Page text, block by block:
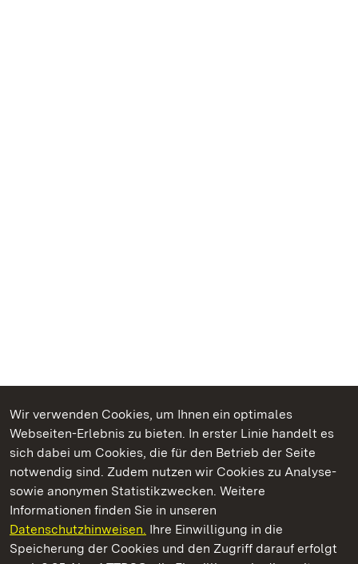
Wir verwenden Cookies, um Ihnen ein optimales
Webseiten-Erlebnis zu bieten. In erster Linie handelt es
sich dabei um Cookies, die für den Betrieb der Seite
notwendig sind. Zudem nutzen wir Cookies zu Analyse-
sowie anonymen Statistikzwecken. Weitere
Informationen finden Sie in unseren
Datenschutzhinweisen. Ihre Einwilligung in die
Speicherung der Cookies und den Zugriff darauf erfolgt
Kommen. Staunen. Genießen.
Schloss Bruchsal